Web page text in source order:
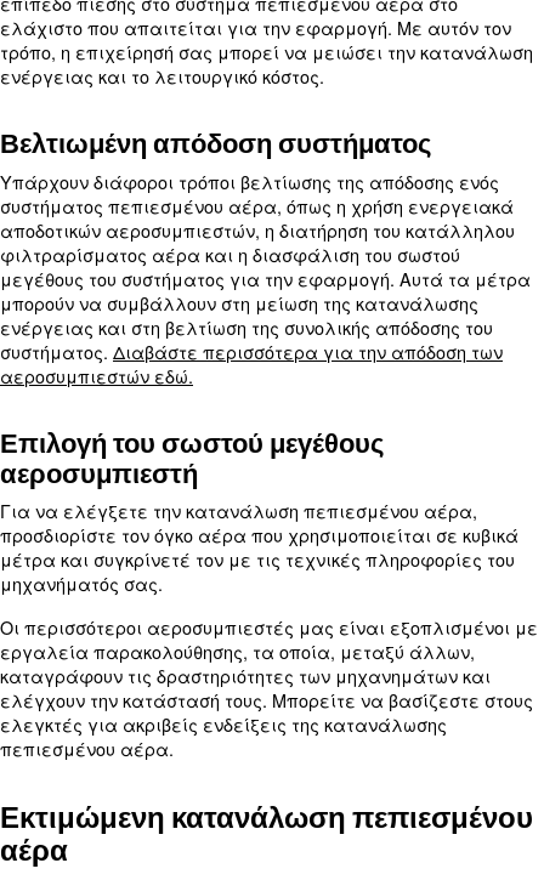
Υπάρχουνδιάφορες ενέργειες που μπορείτε
για να μειώσετε την ποσότητα ενέργειας που
καταναλώνει το σύστημα πεπιεσμένου αέρα
στις οποίες πρέπει να εργαστείτε:
Πρόγραμμα πρόληψης διαρροών
Τα συστήματα πεπιεσμένου αέρα είναι
διαρροές, γεγονός που μπορεί να οδηγήσει σε
απώλειες ενέργειας. Η εφαρμογή ενός
πρόληψης διαρροών, συμπεριλαμβανομένων των
επιθεωρήσεων και της συντήρησης, μπορεί να
σπατάλη ενέργειας και βελτιώνοντας την
συστήματος.Μάθετε περισσότερα για τον τρόπο
κοινών διαρροών σε αυτό το άρθρο.
Βελτιστοποίηση πίεσης
Η λειτουργία ενός συστήματος πεπιεσμένου
υψηλότερες πιέσεις από τις απαραίτητες
σε αυξημένη κατανάλωση ενέργειας.
επίπεδο πίεσης στο σύστημα πεπιεσμένου αέρα
ελάχιστο που απαιτείται για την εφαρμογή. Με
ενέργειας και το λειτουργικό κόστος.